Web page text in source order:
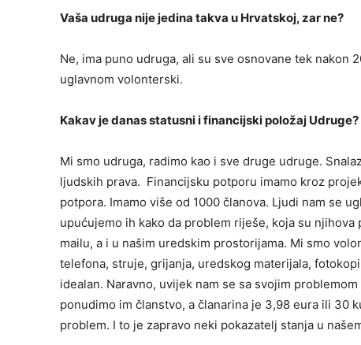
Vaša udruga nije jedina takva u Hrvatskoj, zar ne?
Ne, ima puno udruga, ali su sve osnovane tek nakon
uglavnom volonterski.
Kakav je danas statusni i financijski položaj
Mi smo udruga, radimo kao i sve druge udruge.
ljudskih prava. Financijsku potporu imamo kroz
potpora. Imamo više od 1000 članova. Ljudi nam se
upućujemo ih kako da problem riješe, koja su
mailu, a i u našim uredskim prostorijama. Mi smo
telefona, struje, grijanja, uredskog materijala,
idealan. Naravno, uvijek nam se sa svojim
ponudimo im članstvo, a članarina je 3,98 eura ili 30
problem. I to je zapravo neki pokazatelj stanja u